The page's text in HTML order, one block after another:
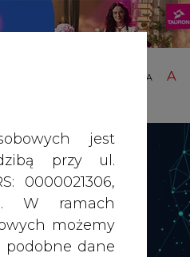
A A
jest
przy ul.
0000021306,
W ramach
możemy
podobne dane